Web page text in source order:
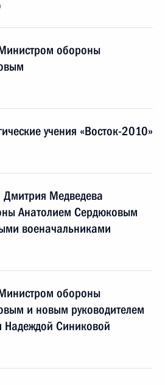
обороны
учения «Восток-2010»
Дмитрия Медведева
Анатолием Сердюковым
военачальниками
обороны
и новым руководителем
Надеждой Синиковой